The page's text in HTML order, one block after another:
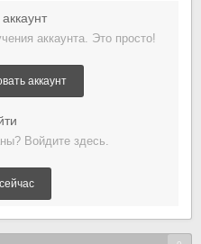
аккаунта. Это просто!
аккаунт
Войдите здесь.